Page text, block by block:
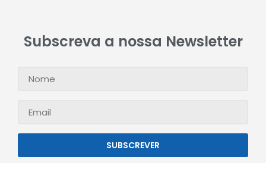
Subscreva a nossa Newsletter
SUBSCREVER